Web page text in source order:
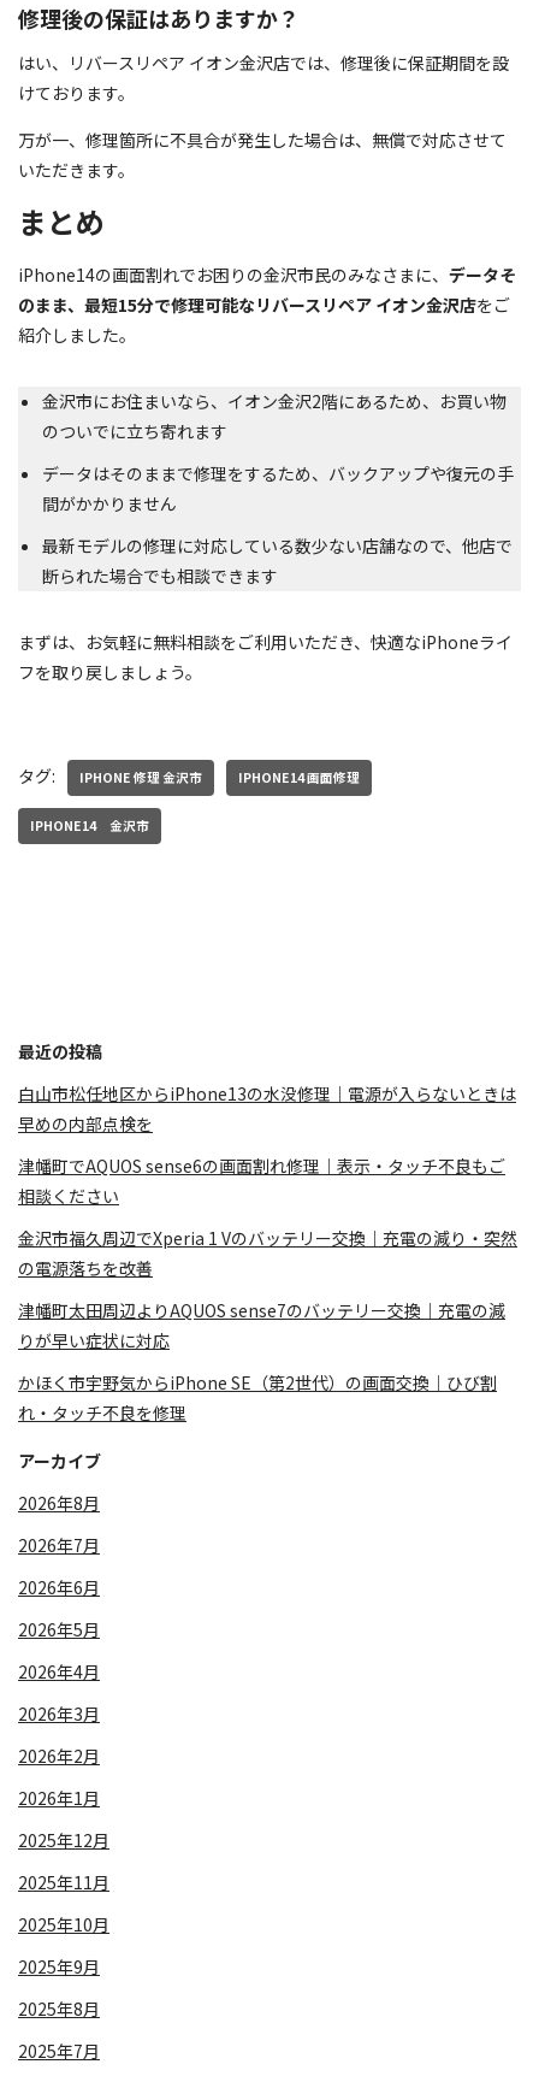
修理後の保証はありますか？
はい、リバースリペア イオン金沢店では、修理後に保証期間を設
けております。
万が一、修理箇所に不具合が発生した場合は、無償で対応させて
いただきます。
まとめ
iPhone14の画面割れでお困りの金沢市民のみなさまに、 データそ
のまま、最短15分で修理可能なリバースリペア イオン金沢店をご
紹介しました。
金沢市にお住まいなら、イオン金沢2階にあるため、お買い物
のついでに立ち寄れます
データはそのままで修理をするため、バックアップや復元の手
間がかかりません
最新モデルの修理に対応している数少ない店舗なので、他店で
断られた場合でも相談できます
まずは、お気軽に無料相談をご利用いただき、快適なiPhoneライ
フを取り戻しましょう。
タグ: IPHONE 修理 金沢市 IPHONE14 画面修理
IPHONE14 金沢市
最近の投稿
白山市松任地区からiPhone13の水没修理｜電源が入らないときは
早めの内部点検を
津幡町でAQUOS sense6の画面割れ修理｜表示・タッチ不良もご
相談ください
金沢市福久周辺でXperia 1 Vのバッテリー交換｜充電の減り・突然
の電源落ちを改善
津幡町太田周辺よりAQUOS sense7のバッテリー交換｜充電の減
りが早い症状に対応
かほく市宇野気からiPhone SE（第2世代）の画面交換｜ひび割
れ・タッチ不良を修理
アーカイブ
2026年8月
2026年7月
2026年6月
2026年5月
2026年4月
2026年3月
2026年2月
2026年1月
2025年12月
2025年11月
2025年10月
2025年9月
2025年8月
2025年7月